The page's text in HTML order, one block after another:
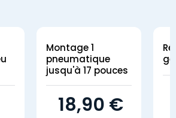
Montage 1
pneumatique
jusqu'à 17 pouces
18,90 €